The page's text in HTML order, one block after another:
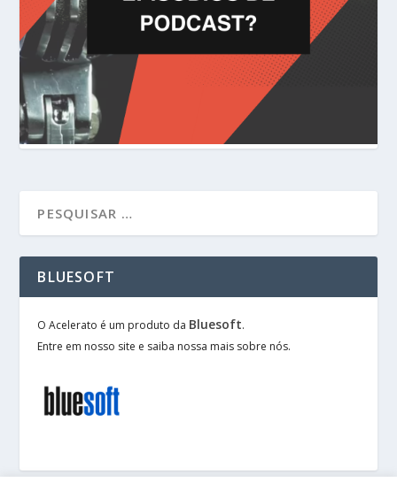
BLUESOFT
O Acelerato é um produto da Bluesoft.
Entre em nosso site e saiba nossa mais sobre nós.